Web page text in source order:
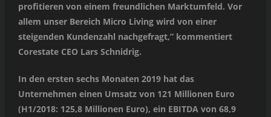
profitieren von einem freundlichen Marktumfeld. Vor
allem unser Bereich Micro Living wird von einer
steigenden Kundenzahl nachgefragt,” kommentiert
Corestate CEO Lars Schnidrig.
In den ersten sechs Monaten 2019 hat das
Unternehmen einen Umsatz von 121 Millionen Euro
(H1/2018: 125,8 Millionen Euro), ein EBITDA von 68,9